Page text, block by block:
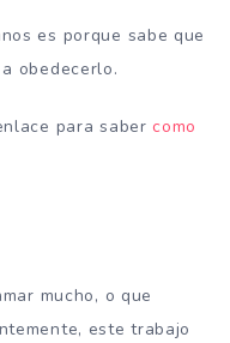
es porque sabe que
obedecerlo.
para saber como
mucho, o que
este trabajo